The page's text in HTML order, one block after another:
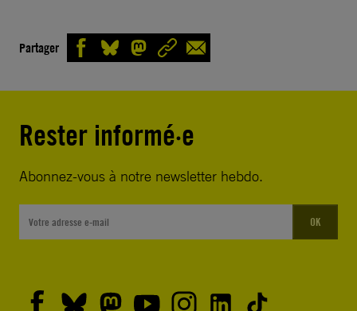
Partager
Rester informé·e
Abonnez-vous à notre newsletter hebdo.
OK